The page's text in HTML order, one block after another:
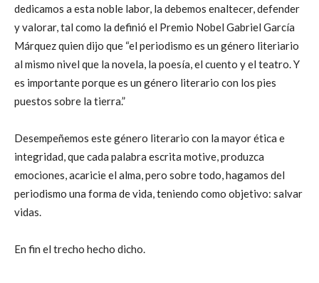
dedicamos a esta noble labor, la debemos enaltecer, defender
y valorar, tal como la definió el Premio Nobel Gabriel García
Márquez quien dijo que “el periodismo es un género literiario
al mismo nivel que la novela, la poesía, el cuento y el teatro. Y
es importante porque es un género literario con los pies
puestos sobre la tierra.”
Desempeñemos este género literario con la mayor ética e
integridad, que cada palabra escrita motive, produzca
emociones, acaricie el alma, pero sobre todo, hagamos del
periodismo una forma de vida, teniendo como objetivo: salvar
vidas.
En fin el trecho hecho dicho.